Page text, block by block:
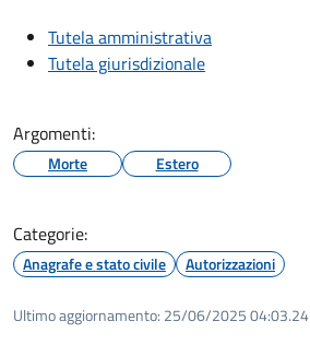
Tutela amministrativa
Tutela giurisdizionale
Argomenti:
Morte Estero
Categorie:
Anagrafe e stato civile Autorizzazioni
Ultimo aggiornamento: 25/06/2025 04:03.24